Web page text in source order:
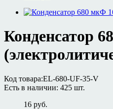
Конденсатор
Код товара:EL-680-UF-35-V
Есть в наличии: 425 шт.
16 руб.